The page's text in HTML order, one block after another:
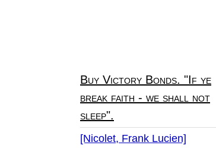
Buy Victory Bonds. "If ye
break faith - we shall not
sleep".
[Nicolet, Frank Lucien]